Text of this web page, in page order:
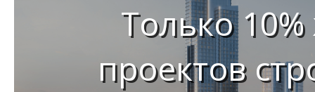
Только
проектов